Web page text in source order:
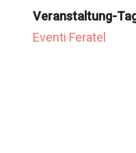
Veranstaltung-
Eventi Feratel